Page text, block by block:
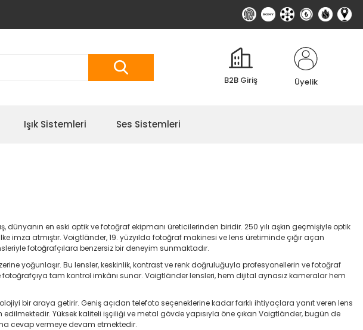
B2B Giriş Üyelik
Işık Sistemleri Ses Sistemleri
dünyanın en eski optik ve fotoğraf ekipmanı üreticilerinden biridir. 250 yılı aşkın geçmişiyle optik
atmıştır. Voigtländer, 19. yüzyılda fotoğraf makinesi ve lens üretiminde çığır açan
fotoğrafçılara benzersiz bir deneyim sunmaktadır.
yoğunlaşır. Bu lensler, keskinlik, kontrast ve renk doğruluğuyla profesyonellerin ve fotoğraf
fotoğrafçıya tam kontrol imkânı sunar. Voigtländer lensleri, hem dijital aynasız kameralar hem
bir araya getirir. Geniş açıdan telefoto seçeneklerine kadar farklı ihtiyaçlara yanıt veren lens
edilmektedir. Yüksek kaliteli işçiliği ve metal gövde yapısıyla öne çıkan Voigtländer, bugün de
cevap vermeye devam etmektedir.